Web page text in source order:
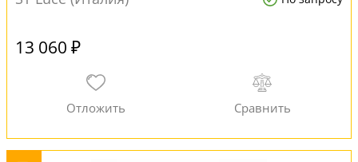
13 060 ₽